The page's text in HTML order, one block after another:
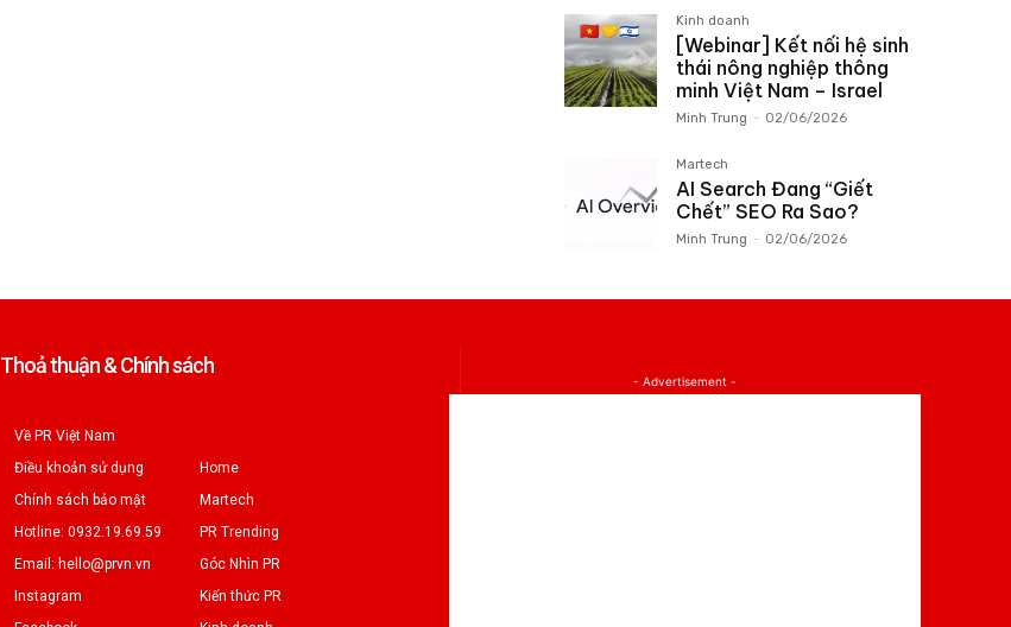
Kinh doanh
[Webinar] Kết nối hệ sinh
thái nông nghiệp thông
minh Việt Nam – Israel
Minh Trung - 02/06/2026
Martech
AI Search Đang “Giết
Chết” SEO Ra Sao?
Minh Trung - 02/06/2026
Thoả thuận & Chính sách
Về PR Việt Nam
Điều khoản sử dụng
Chính sách bảo mật
Hotline: 0932.19.69.59
Email: hello@prvn.vn
Instagram
Home
Martech
PR Trending
Góc Nhìn PR
Kiến thức PR
- Advertisement -